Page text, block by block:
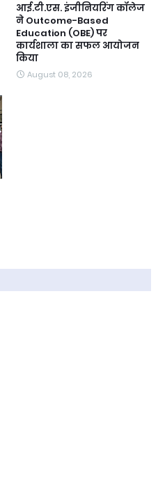
आई.टी.एस. इंजीनियरिंग कॉलेज
ने Outcome-Based
Education (OBE) पर
कार्यशाला का सफल आयोजन
किया
August 08, 2026